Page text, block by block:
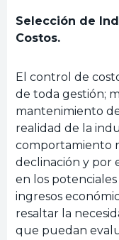
Selección de
Costos.
El control de
de toda gestión;
mantenimiento
realidad de la
comportamiento
declinación y por
en los
ingresos
resaltar la
que puedan